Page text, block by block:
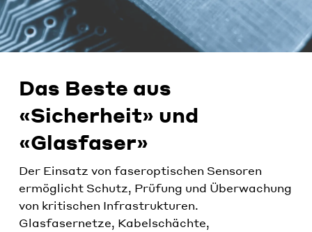
Das Beste aus
«Sicherheit» und
«Glasfaser»
Der Einsatz von faseroptischen Sensoren
ermöglicht Schutz, Prüfung und Überwachung
von kritischen Infrastrukturen.
Glasfasernetze, Kabelschächte,